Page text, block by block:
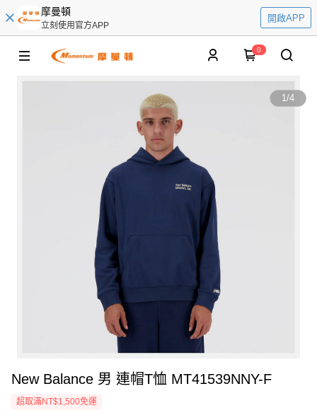
摩曼頓
立刻使用官方APP
開啟APP
0
1/4
New Balance 男 連帽T恤 MT41539NNY-F
超取滿NT$1,500免運